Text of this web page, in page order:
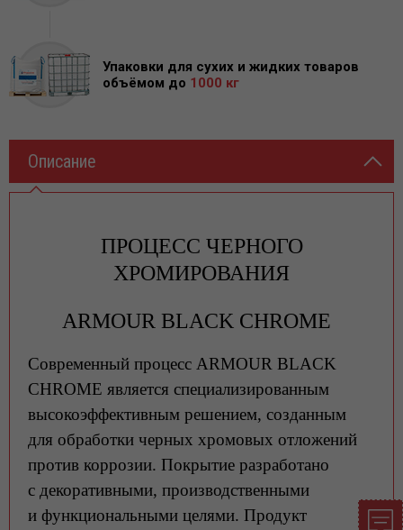
Упаковки для сухих и жидких товаров
объёмом до 1000 кг
Описание
ПРОЦЕСС ЧЕРНОГО
ХРОМИРОВАНИЯ
ARMOUR BLACK CHROME
Современный процесс ARMOUR BLACK
CHROME является специализированным
высокоэффективным решением, созданным
для обработки черных хромовых отложений
против коррозии. Покрытие разработано
с декоративными, производственными
и функциональными целями. Продукт